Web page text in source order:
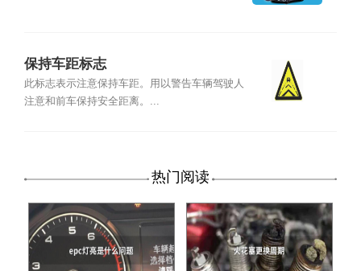
保持车距标志
此标志表示注意保持车距。用以警告车辆驾驶人
注意和前车保持安全距离。...
热门阅读